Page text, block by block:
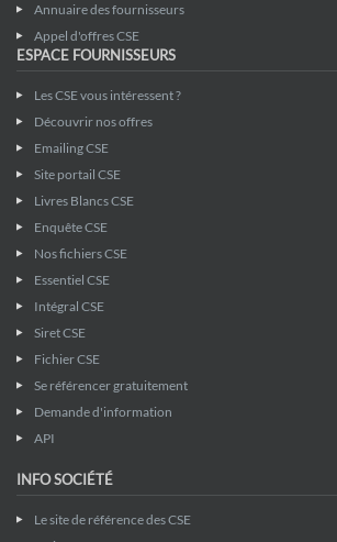
Annuaire des fournisseurs
Appel d'offres CSE
ESPACE FOURNISSEURS
Les CSE vous intéressent ?
Découvrir nos offres
Emailing CSE
Site portail CSE
Livres Blancs CSE
Enquête CSE
Nos fichiers CSE
Essentiel CSE
Intégral CSE
Siret CSE
Fichier CSE
Se référencer gratuitement
Demande d'information
API
INFO SOCIÉTÉ
Le site de référence des CSE